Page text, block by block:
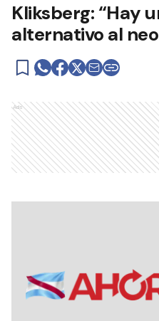
Kliksberg: “Hay
alternativo al
Ads